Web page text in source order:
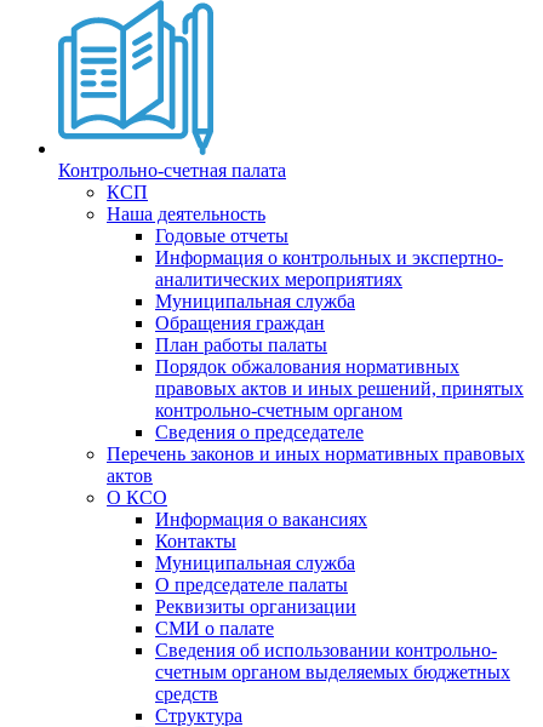
Контрольно-счетная палата
КСП
Наша деятельность
Годовые отчеты
Информация о контрольных и экспертно-
аналитических мероприятиях
Муниципальная служба
Обращения граждан
План работы палаты
Порядок обжалования нормативных
правовых актов и иных решений, принятых
контрольно-счетным органом
Сведения о председателе
Перечень законов и иных нормативных правовых
актов
О КСО
Информация о вакансиях
Контакты
Муниципальная служба
О председателе палаты
Реквизиты организации
СМИ о палате
Сведения об использовании контрольно-
счетным органом выделяемых бюджетных
средств
Структура